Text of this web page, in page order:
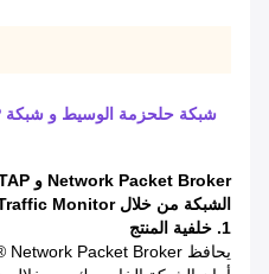
الشبكة من خلال Network Traffic Monitor
1. خلفية المنتج